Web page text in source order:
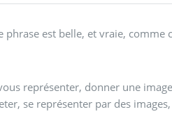
phrase est belle, et vraie, comme
représenter, donner une
se représenter par des